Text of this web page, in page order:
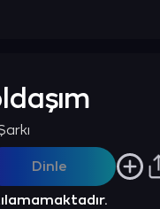
Dinle